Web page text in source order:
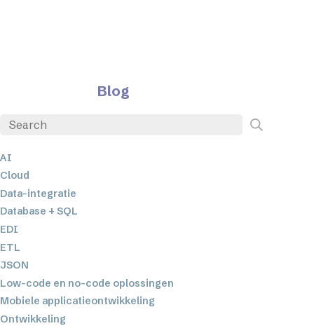
Blog
AI
Cloud
Data-integratie
Database + SQL
EDI
ETL
JSON
Low-code en no-code oplossingen
Mobiele applicatieontwikkeling
Ontwikkeling